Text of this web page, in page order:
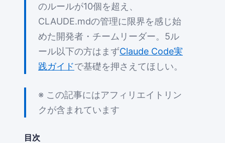
のルールが10個を超え、
CLAUDE.mdの管理に限界を感じ始
めた開発者・チームリーダー。5ル
ール以下の方はまずClaude Code実
践ガイドで基礎を押さえてほしい。
※ この記事にはアフィリエイトリン
クが含まれています
目次